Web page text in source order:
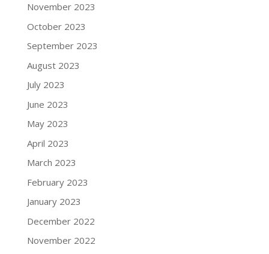
November 2023
October 2023
September 2023
August 2023
July 2023
June 2023
May 2023
April 2023
March 2023
February 2023
January 2023
December 2022
November 2022